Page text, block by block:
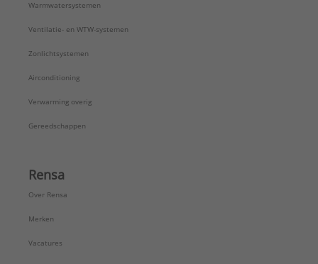
Warmwatersystemen
Ventilatie- en WTW-systemen
Zonlichtsystemen
Airconditioning
Verwarming overig
Gereedschappen
Rensa
Over Rensa
Merken
Vacatures